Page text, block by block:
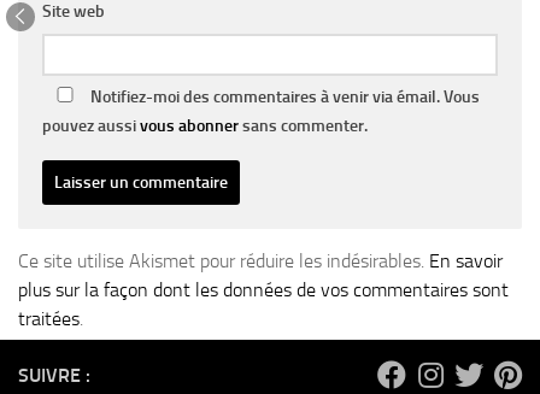
Site web
Notifiez-moi des commentaires à venir via émail. Vous
pouvez aussivous abonnersans commenter.
Ce site utilise Akismet pour réduire les indésirables. En savoir
plus sur la façon dont les données de vos commentaires sont
traitées.
SUIVRE :